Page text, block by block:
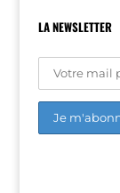
LA NEWSLETTER